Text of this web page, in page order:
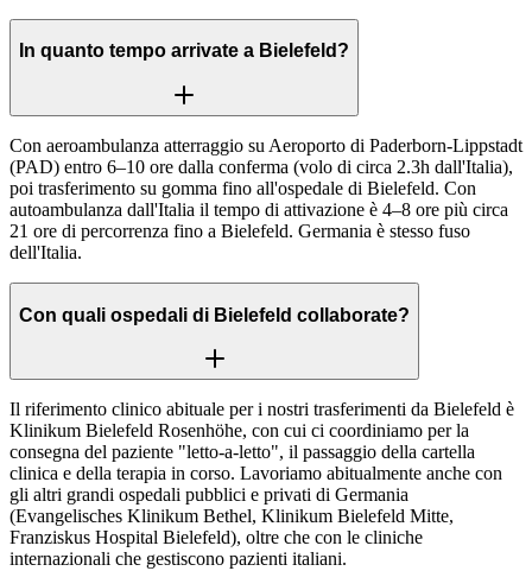
In quanto tempo arrivate a Bielefeld?
Con aeroambulanza atterraggio su Aeroporto di Paderborn-Lippstadt
(PAD) entro 6–10 ore dalla conferma (volo di circa 2.3h dall'Italia),
poi trasferimento su gomma fino all'ospedale di Bielefeld. Con
autoambulanza dall'Italia il tempo di attivazione è 4–8 ore più circa
21 ore di percorrenza fino a Bielefeld. Germania è stesso fuso
dell'Italia.
Con quali ospedali di Bielefeld collaborate?
Il riferimento clinico abituale per i nostri trasferimenti da Bielefeld è
Klinikum Bielefeld Rosenhöhe, con cui ci coordiniamo per la
consegna del paziente "letto-a-letto", il passaggio della cartella
clinica e della terapia in corso. Lavoriamo abitualmente anche con
gli altri grandi ospedali pubblici e privati di Germania
(Evangelisches Klinikum Bethel, Klinikum Bielefeld Mitte,
Franziskus Hospital Bielefeld), oltre che con le cliniche
internazionali che gestiscono pazienti italiani.